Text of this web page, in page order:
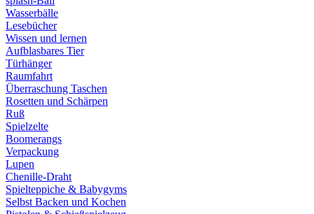
Wasserbälle
Lesebücher
Wissen und lernen
Aufblasbares Tier
Türhänger
Raumfahrt
Überraschung Taschen
Rosetten und Schärpen
Ruß
Spielzelte
Boomerangs
Verpackung
Lupen
Chenille-Draht
Spielteppiche & Babygyms
Selbst Backen und Kochen